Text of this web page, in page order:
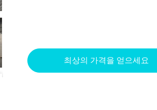
최상의 가격을 얻으세요